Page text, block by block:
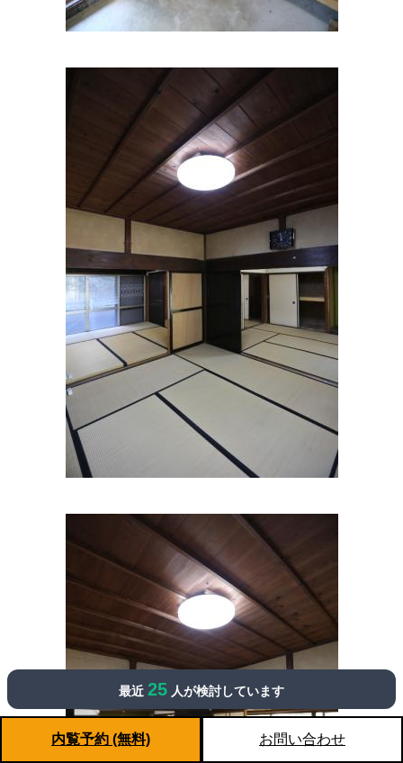
最近 25 人が検討しています
内覧予約 (無料) お問い合わせ